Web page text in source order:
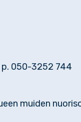
p. 050-3252 744
muiden